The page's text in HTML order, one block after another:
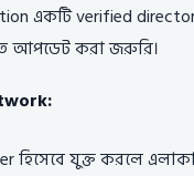
একটি verified
আপডেট করা জরুরি।
যুক্ত করলে